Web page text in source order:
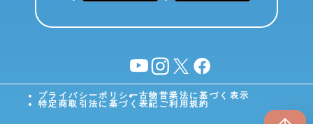
YouTubeinstagram
X facebook
プライバシーポリシー古物営業法に基づく表示
特定商取引法に基づく表記 ご利用規約